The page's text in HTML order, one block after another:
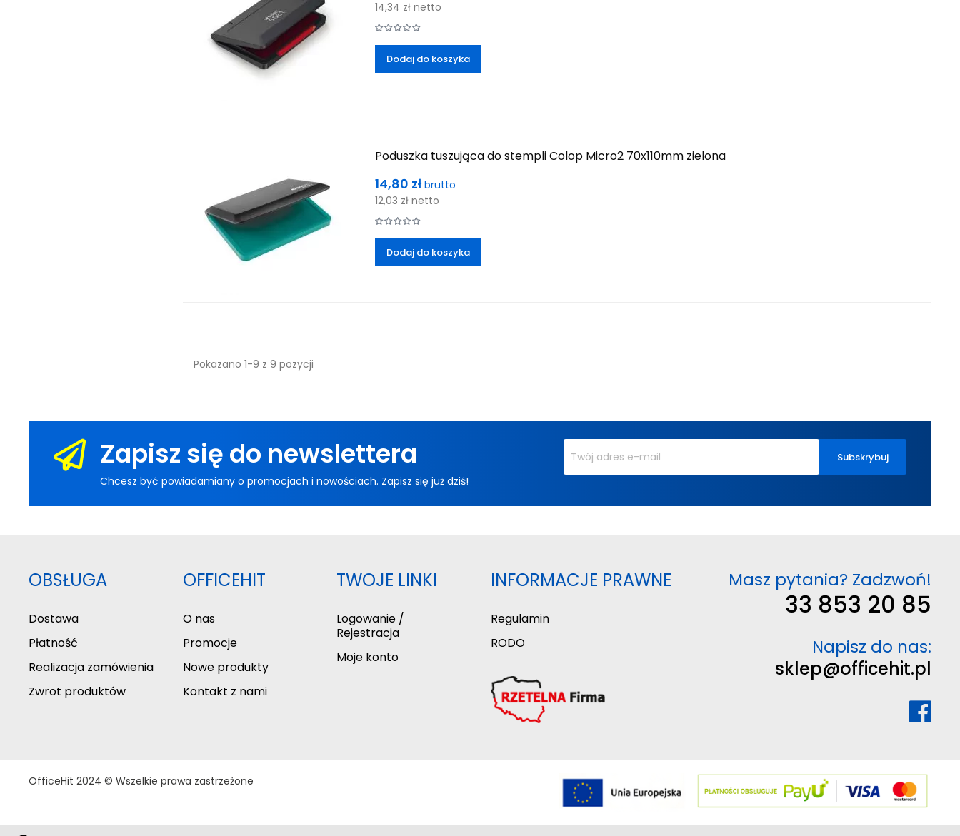
14,34 zł netto
Dodaj do koszyka
Poduszka tuszująca do stempli Colop Micro2 70x110mm zielona
Cena
14,80 złbrutto
12,03 zł netto
Dodaj do koszyka
Pokazano 1-9 z 9 pozycji
Zapisz się do newslettera
Chcesz być powiadamiany o promocjach i nowościach. Zapisz się już dziś!
OBSŁUGA
Dostawa
Płatność
Realizacja zamówienia
Zwrot produktów
OFFICEHIT
O nas
Promocje
Nowe produkty
Kontakt z nami
TWOJE LINKI
Logowanie /
Rejestracja
Moje konto
INFORMACJE PRAWNE
Regulamin
RODO
Masz pytania? Zadzwoń!
33 853 20 85
Napisz do nas:
sklep@officehit.pl
OfficeHit 2024 © Wszelkie prawa zastrzeżone